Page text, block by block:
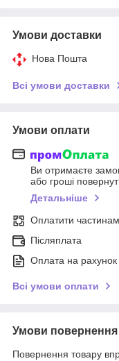
Умови доставки
Нова Пошта
Всі умови доставки
Умови оплати
Ви отримаєте
або гроші
Детальніше
Оплатити
Післяплата
Оплата на рахунок
Всі умови оплати
Умови повернення
Повернення товару